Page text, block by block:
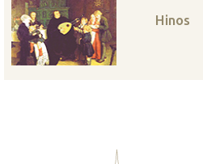
Hinos